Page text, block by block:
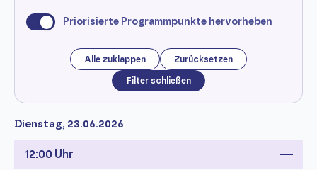
Priorisierte Programmpunkte hervorheben
Alle zuklappen Zurücksetzen
Filter schließen
Dienstag, 23.06.2026
12:00 Uhr